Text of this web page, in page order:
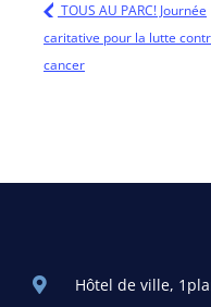
TOUS AU PARC! Journée
caritative pour la lutte
cancer
Hôtel de ville,